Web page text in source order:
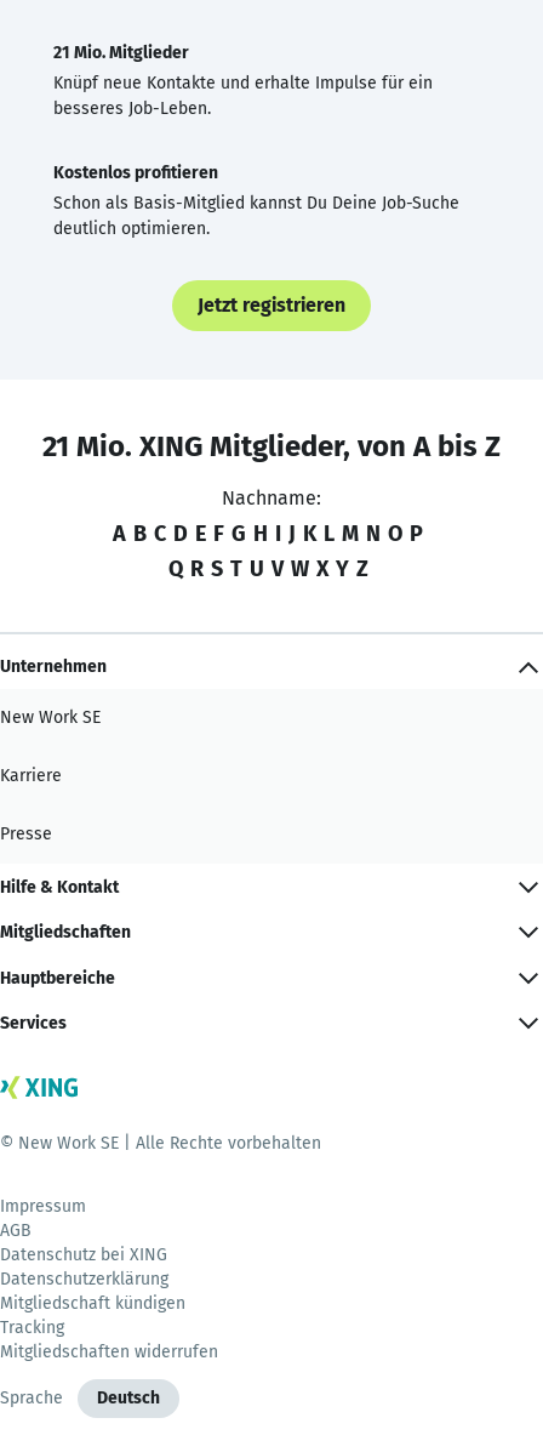
21 Mio. Mitglieder
Knüpf neue Kontakte und erhalte Impulse für ein
besseres Job-Leben.
Kostenlos profitieren
Schon als Basis-Mitglied kannst Du Deine Job-Suche
deutlich optimieren.
Jetzt registrieren
21 Mio. XING Mitglieder, von A bis Z
Nachname:
A B C D E F G H I J K L M N O P
Q R S T U V W X Y Z
Unternehmen
New Work SE
Karriere
Presse
Hilfe & Kontakt
Mitgliedschaften
Hauptbereiche
Services
© New Work SE | Alle Rechte vorbehalten
Impressum
AGB
Datenschutz bei XING
Datenschutzerklärung
Mitgliedschaft kündigen
Tracking
Mitgliedschaften widerrufen
Sprache Deutsch